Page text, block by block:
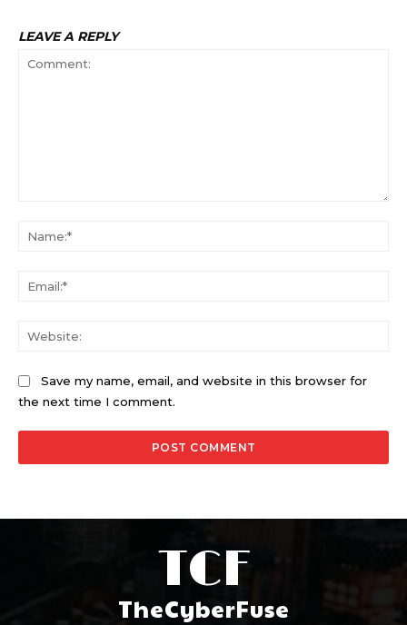
LEAVE A REPLY
Save my name, email, and website in this browser for
the next time I comment.
TCF
TheCyberFuse